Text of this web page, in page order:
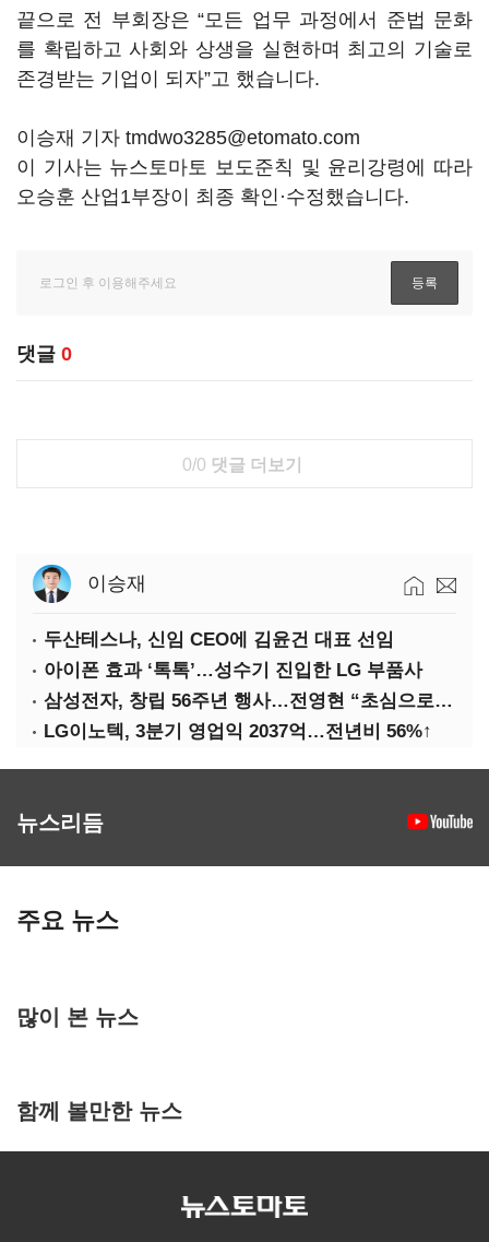
끝으로 전 부회장은 “모든 업무 과정에서 준법 문화
를 확립하고 사회와 상생을 실현하며 최고의 기술로
존경받는 기업이 되자”고 했습니다.
이승재 기자 tmdwo3285@etomato.com
이 기사는 뉴스토마토 보도준칙 및 윤리강령에 따라
오승훈 산업1부장이 최종 확인·수정했습니다.
댓글 0
0/0 댓글 더보기
이승재
두산테스나, 신임 CEO에 김윤건 대표 선임
아이폰 효과 ‘톡톡’…성수기 진입한 LG 부품사
삼성전자, 창립 56주년 행사…전영현 “초심으로 경쟁력 회복해야”
LG이노텍, 3분기 영업익 2037억…전년비 56%↑
뉴스리듬
주요 뉴스
많이 본 뉴스
함께 볼만한 뉴스